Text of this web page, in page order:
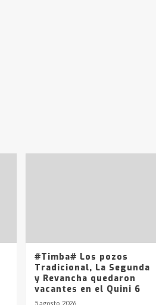
#Timba# Los pozos
Tradicional, La Segunda
y Revancha quedaron
vacantes en el Quini 6
5 agosto, 2026